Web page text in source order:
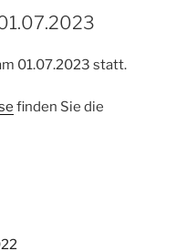
01.07.2023 statt.
finden Sie die